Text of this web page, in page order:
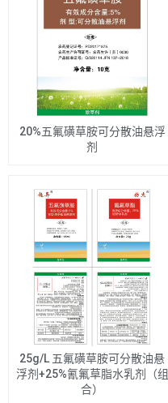
20%五氟磺草胺可分散油悬浮
剂
25g/L 五氟磺草胺可分散油悬
浮剂+25%氰氟草脂水乳剂（组
合）